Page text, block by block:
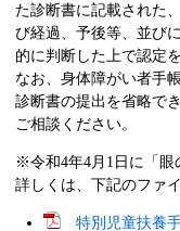
た診断書に記載された
び経過、予後等、並び
的に判断した上で認定
なお、身体障がい者手
診断書の提出を省略で
ご相談ください。
※令和4年4月1日に「眼
詳しくは、下記のファ
特別児童扶養